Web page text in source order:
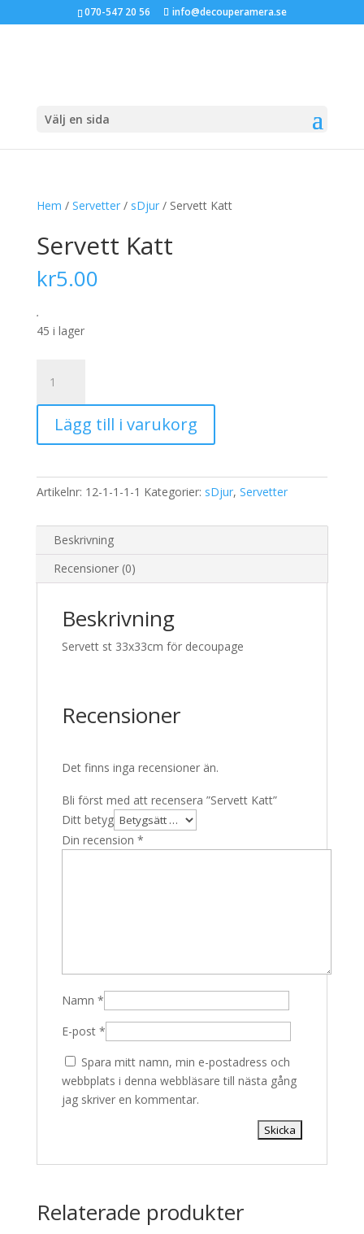
070-547 20 56 info@decouperamera.se
Välj en sida
Hem / Servetter/ sDjur/ Servett Katt
Servett Katt
kr5.00
.
45 i lager
Katt
mängd
Lägg till i varukorg
Artikelnr: 12-1-1-1-1 Kategorier: sDjur, Servetter
Beskrivning
Recensioner (0)
Beskrivning
Servett st 33x33cm för decoupage
Recensioner
Det finns inga recensioner än.
Bli först med att recensera ”Servett Katt”
Ditt betyg
Din recension *
Namn *
E-post *
Spara mitt namn, min e-postadress och
webbplats i denna webbläsare till nästa gång
jag skriver en kommentar.
Relaterade produkter